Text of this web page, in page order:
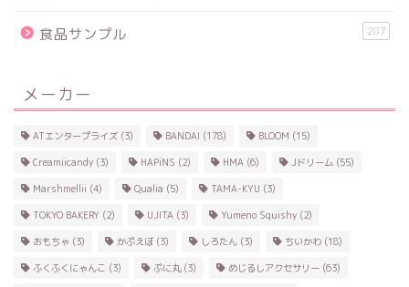
食品サンプル 287
メーカー
ATエンタープライズ (3) BANDAI (178) BLOOM (15)
Creamiicandy (3) HAPiNS (2) HMA (6) Jドリーム (55)
Marshmellii (4) Qualia (5) TAMA-KYU (3)
TOKYO BAKERY (2) UJITA (3) Yumeno Squishy (2)
おもちゃ (3) かぷえぼ (3) しろたん (3) ちいかわ (18)
ふくふくにゃんこ (3) ぷに丸(3) めじるしアクセサリー (63)